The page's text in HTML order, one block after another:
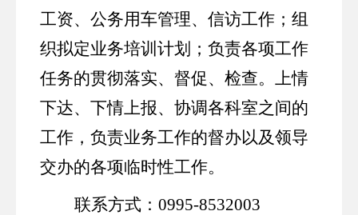
工资、公务用车管理、信访工作；组
织拟定业务培训 计划 ；负责各项工作
任务的贯彻落实、督促、检查。上情
下达、下情上报、协调各科室之间的
工作，负责业务工作的督办以及领导
交办的各项临时性工作。
联系方式： 0995-8532003